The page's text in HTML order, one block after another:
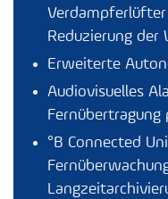
Reduzierung der
Erweiterte
Audiovisuelles
Fernübertragung
°B Connected